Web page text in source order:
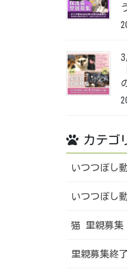
カテゴ
いつつぼし
いつつぼし
猫 里親募集
里親募集終了